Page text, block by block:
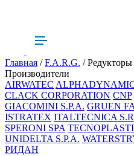
Главная /F.A.R.G. / Редукторы
Производители
AIRWATEC
CLACK CORPORATION CNP
GIACOMINI S.P.A. GRUEN
ISTRATEX ITALTECNICA
SPERONI SPA
UNIDELTA S.P.A.
РИДАН